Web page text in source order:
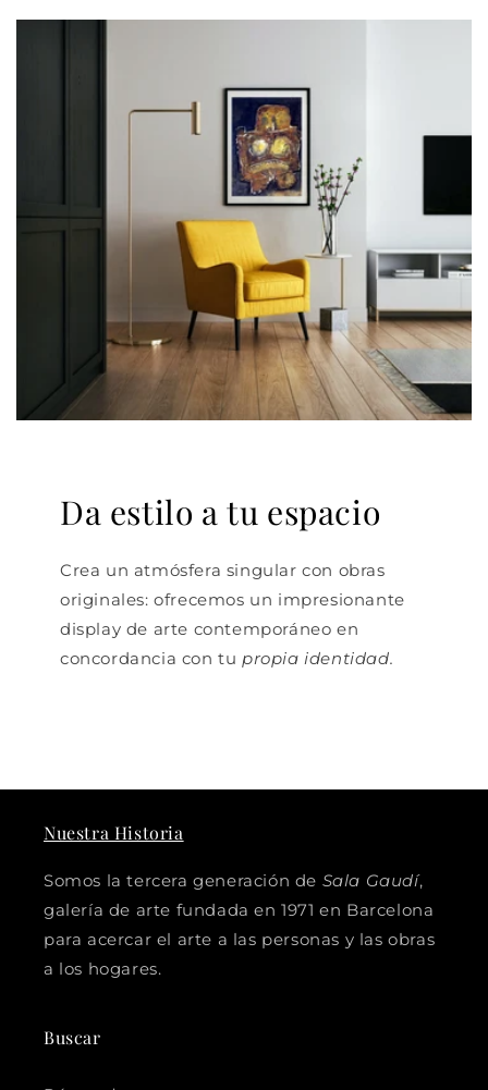
Da estilo a tu espacio
Crea un atmósfera singular con obras
originales: ofrecemos un impresionante
display de arte contemporáneo en
concordancia con tu propia identidad.
Nuestra Historia
Somos la tercera generación de Sala Gaudí,
galería de arte fundada en 1971 en Barcelona
para acercar el arte a las personas y las obras
a los hogares.
Buscar